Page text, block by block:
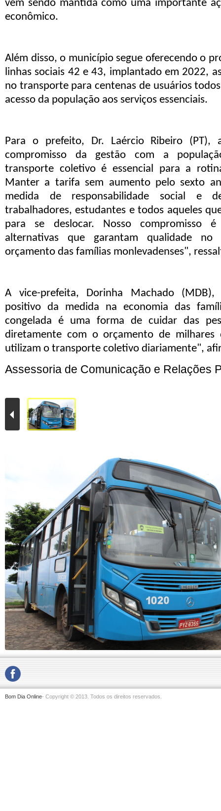
vem sendo mantida como uma importante
econômico.
Além disso, o município segue oferecendo o
linhas sociais 42 e 43, implantado em 2022,
no transporte para centenas de usuários
acesso da população aos serviços essenciais.
Para o prefeito, Dr. Laércio Ribeiro (PT),
compromisso da gestão com a
transporte coletivo é essencial para a
Manter a tarifa sem aumento pelo sexto
medida de responsabilidade social e
trabalhadores, estudantes e todos aqueles
para se deslocar. Nosso compromisso é
alternativas que garantam qualidade
orçamento das famílias monlevadenses",
A vice-prefeita, Dorinha Machado(MDB),
positivo da medida na economia das
congelada é uma forma de cuidar das
diretamente com o orçamento de milhares
utilizam o transporte coletivo diariamente",
Assessoria de Comunicação e Relações
Bom Dia Online- Copyright © 2013. Todos os direitos reservados.